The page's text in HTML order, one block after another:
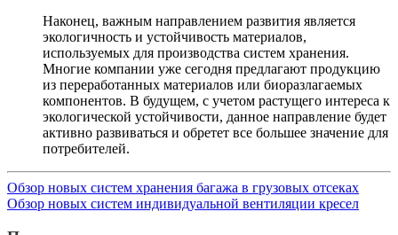
Наконец, важным направлением развития является
экологичность и устойчивость материалов,
используемых для производства систем хранения.
Многие компании уже сегодня предлагают продукцию
из переработанных материалов или биоразлагаемых
компонентов. В будущем, с учетом растущего интереса к
экологической устойчивости, данное направление будет
активно развиваться и обретет все большее значение для
потребителей.
Обзор новых систем хранения багажа в грузовых отсеках
Обзор новых систем индивидуальной вентиляции кресел